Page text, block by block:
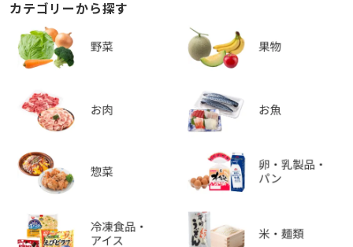
カテゴリーから探す